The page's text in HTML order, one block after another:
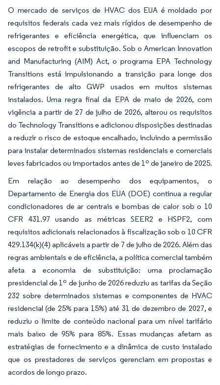
O mercado de serviços de HVAC dos EUA é moldado por
requisitos federais cada vez mais rígidos de desempenho de
refrigerantes e eficiência energética, que influenciam os
escopos de retrofit e substituição. Sob o American Innovation
and Manufacturing (AIM) Act, o programa EPA Technology
Transitions está impulsionando a transição para longe dos
refrigerantes de alto GWP usados em muitos sistemas
instalados. Uma regra final da EPA de maio de 2026, com
vigência a partir de 27 de julho de 2026, alterou os requisitos
do Technology Transitions e adicionou disposições destinadas
a reduzir o risco de estoque encalhado, incluindo a permissão
para instalar determinados sistemas residenciais e comerciais
leves fabricados ou importados antes de 1º de janeiro de 2025.
Em relação ao desempenho dos equipamentos, o
Departamento de Energia dos EUA (DOE) continua a regular
condicionadores de ar centrais e bombas de calor sob o 10
CFR 431.97 usando as métricas SEER2 e HSPF2, com
requisitos adicionais relacionados à fiscalização sob o 10 CFR
429.134(k)(4) aplicáveis a partir de 7 de julho de 2026. Além das
regras ambientais e de eficiência, a política comercial também
afeta a economia de substituição: uma proclamação
presidencial de 1º de junho de 2026 reduziu as tarifas da Seção
232 sobre determinados sistemas e componentes de HVAC
residencial (de 25% para 15%) até 31 de dezembro de 2027, e
reduziu o limite de conteúdo nacional para um nível tarifário
mais baixo de 95% para 85%. Essas mudanças afetam as
estratégias de fornecimento e a dinâmica de custo instalado
que os prestadores de serviços gerenciam em propostas e
acordos de longo prazo.